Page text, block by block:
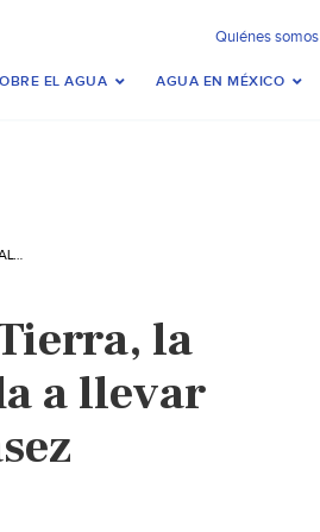
Quiénes somos
EL AGUA AGUA EN MÉXICO
MÉXICO: PRESAS BAJO TIERRA, LA ALTERNATIVA QUE AYUDA A LLEVAR AGUA A ZONAS DE ESCASEZ (HUFFINGTONPOST)
la
a llevar